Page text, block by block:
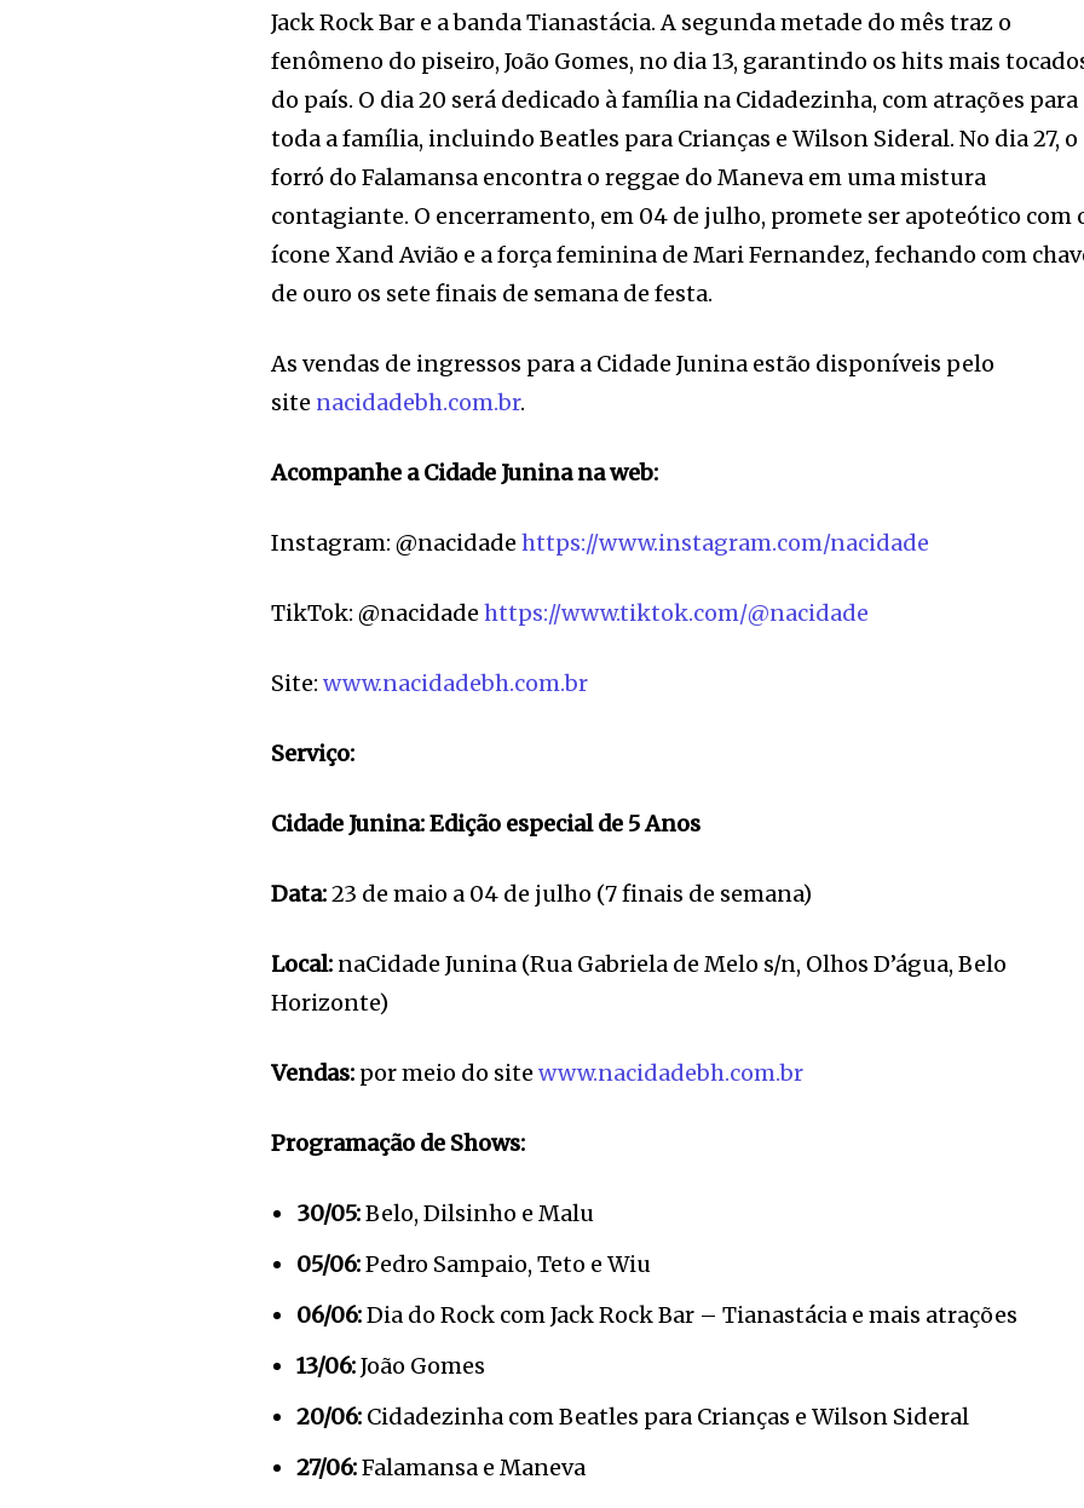
Jack Rock Bar e a banda Tianastácia. A segunda metade do mês traz o
fenômeno do piseiro, João Gomes, no dia 13, garantindo os hits mais
do país. O dia 20 será dedicado à família na Cidadezinha, com atrações para
toda a família, incluindo Beatles para Crianças e Wilson Sideral. No dia 27, o
forró do Falamansa encontra o reggae do Maneva em uma mistura
contagiante. O encerramento, em 04 de julho, promete ser apoteótico com
ícone Xand Avião e a força feminina de Mari Fernandez, fechando com
de ouro os sete finais de semana de festa.
As vendas de ingressos para a Cidade Junina estão disponíveis pelo
site nacidadebh.com.br.
Acompanhe a Cidade Junina na web:
Instagram: @nacidadehttps://www.instagram.com/nacidade
TikTok: @nacidadehttps://www.tiktok.com/@nacidade
Site:www.nacidadebh.com.br
Serviço:
Cidade Junina: Edição especial de 5 Anos
Data:23 de maio a 04 de julho (7 finais de semana)
Local: naCidade Junina (Rua Gabriela de Melo s/n, Olhos D’água, Belo
Horizonte)
Vendas: por meio do sitewww.nacidadebh.com.br
Programação de Shows:
30/05:Belo, Dilsinho e Malu
05/06:Pedro Sampaio, Teto e Wiu
06/06:Dia do Rock com Jack Rock Bar – Tianastácia e mais atrações
13/06:João Gomes
20/06: Cidadezinha com Beatles para Crianças e Wilson Sideral
27/06:Falamansa e Maneva